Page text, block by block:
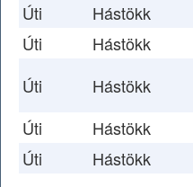
Úti
Hástökk
Úti
Hástökk
Úti
Hástökk
Úti
Hástökk
Úti
Hástökk